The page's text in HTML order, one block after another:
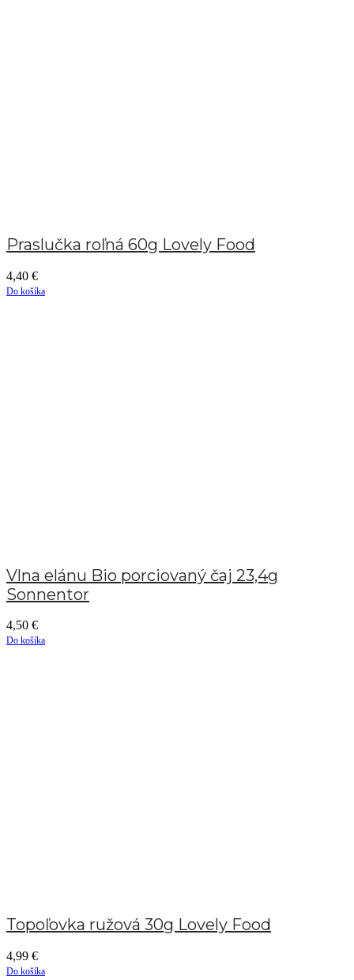
Praslučka roľná 60g Lovely Food
4,40 €
Do košíka
Vlna elánu Bio porciovaný čaj 23,4g
Sonnentor
4,50 €
Do košíka
Topoľovka ružová 30g Lovely Food
4,99 €
Do košíka